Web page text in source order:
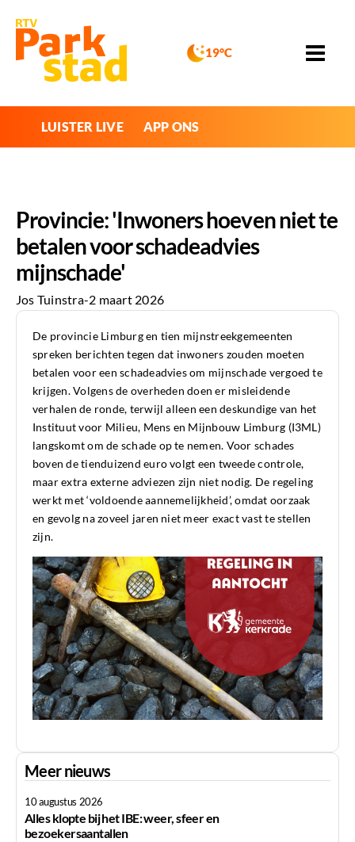
19°C
LUISTER LIVE APP ONS
Provincie: 'Inwoners hoeven niet te
betalen voor schadeadvies
mijnschade'
Jos Tuinstra-2 maart 2026
De provincie Limburg en tien mijnstreekgemeenten
spreken berichten tegen dat inwoners zouden moeten
betalen voor een schadeadvies om mijnschade vergoed te
krijgen. Volgens de overheden doen er misleidende
verhalen de ronde, terwijl alleen een deskundige van het
Instituut voor Milieu, Mens en Mijnbouw Limburg (I3ML)
langskomt om de schade op te nemen. Voor schades
boven de tienduizend euro volgt een tweede controle,
maar extra externe adviezen zijn niet nodig. De regeling
werkt met ‘voldoende aannemelijkheid’, omdat oorzaak
en gevolg na zoveel jaren niet meer exact vast te stellen
zijn.
Meer nieuws
10 augustus 2026
Alles klopte bij het IBE: weer, sfeer en
bezoekersaantallen